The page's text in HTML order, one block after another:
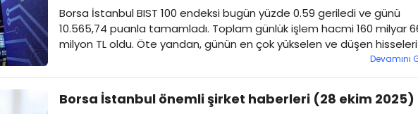
Borsa İstanbul BIST 100 endeksi bugün yüzde 0.59 geriledi ve günü
10.565,74 puanla tamamladı. Toplam günlük işlem hacmi 160 milyar
milyon TL oldu. Öte yandan, günün en çok yükselen ve düşen
Devamını
Borsa İstanbul önemli şirket haberleri (28 ekim 2025)